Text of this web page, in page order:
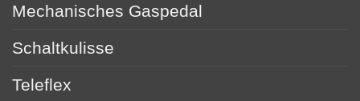
Mechanisches Gaspedal
Schaltkulisse
Teleflex